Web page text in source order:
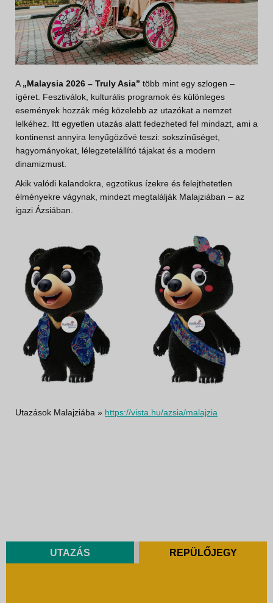
A „Malaysia 2026 – Truly Asia” több mint egy szlogen –
ígéret. Fesztiválok, kulturális programok és különleges
események hozzák még közelebb az utazókat a nemzet
lelkéhez. Itt egyetlen utazás alatt fedezheted fel mindazt, ami a
kontinenst annyira lenyűgözővé teszi: sokszínűséget,
hagyományokat, lélegzetelállító tájakat és a modern
dinamizmust.
Akik valódi kalandokra, egzotikus ízekre és felejthetetlen
élményekre vágynak, mindezt megtalálják Malajziában – az
igazi Ázsiában.
Utazások Malajziába » https://vista.hu/azsia/malajzia
UTAZÁS REPÜLŐJEGY